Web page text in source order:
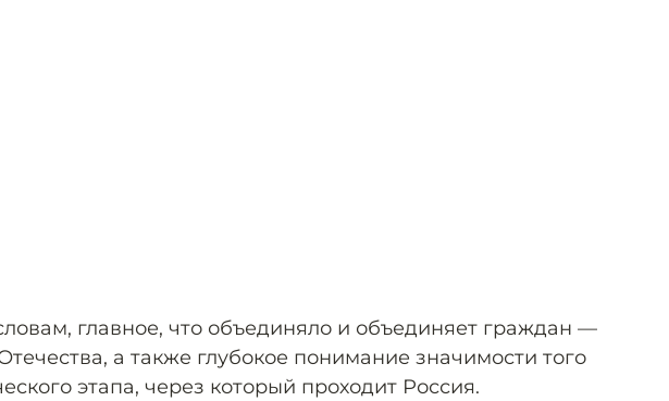
главное, что объединяло и объединяет граждан —
а также глубокое понимание значимости того
этапа, через который проходит Россия.